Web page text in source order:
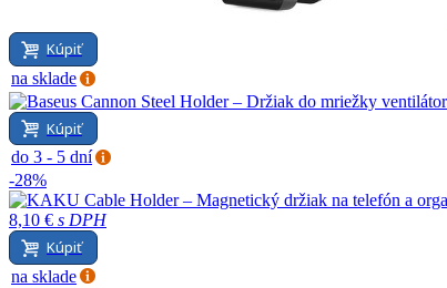
Kúpiť
na sklade
Kúpiť
do 3 - 5 dní
-28%
8,10 € s DPH
Kúpiť
na sklade